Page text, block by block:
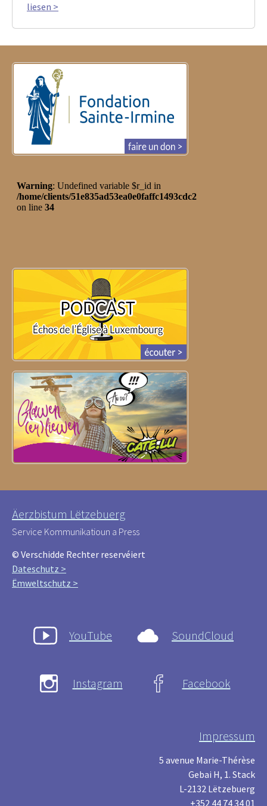
liesen >
Äerzbistum Lëtzebuerg
Service Kommunikatioun a Press
© Verschidde Rechter reservéiert
Dateschutz >
Ëmweltschutz >
YouTube SoundCloud
Instagram Facebook
Impressum
5 avenue Marie-Thérèse
Gebai H, 1. Stack
L-2132 Lëtzebuerg
+352 44 74 34 01